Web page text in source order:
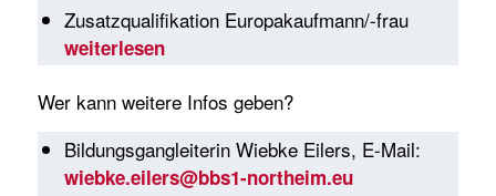
Zusatzqualifikation Europakaufmann/-frau
weiterlesen
Wer kann weitere Infos geben?
Bildungsgangleiterin Wiebke Eilers, E-Mail:
wiebke.eilers@bbs1-northeim.eu